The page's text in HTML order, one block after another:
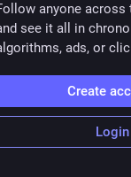
anyone across
see it all in
ads, or
Create
Login